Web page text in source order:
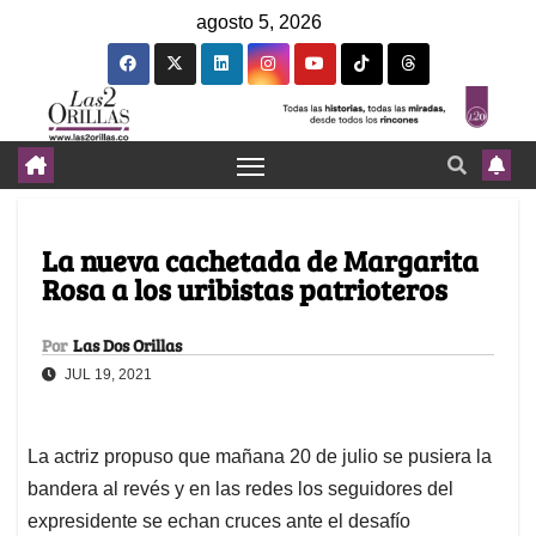
agosto 5, 2026
La nueva cachetada de Margarita
Rosa a los uribistas patrioteros
Por Las Dos Orillas
JUL 19, 2021
La actriz propuso que mañana 20 de julio se pusiera la
bandera al revés y en las redes los seguidores del
expresidente se echan cruces ante el desafío